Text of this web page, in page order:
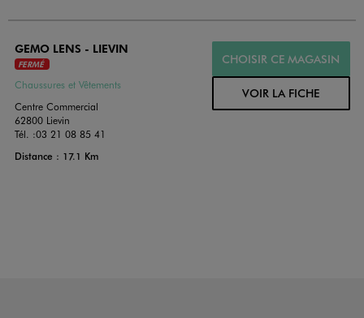
GEMO LENS - LIEVIN
FERMÉ
Chaussures et Vêtements
Centre Commercial
62800 Lievin
Tél. :03 21 08 85 41
Distance : 17.1 Km
CHOISIR CE MAGASIN
VOIR LA FICHE